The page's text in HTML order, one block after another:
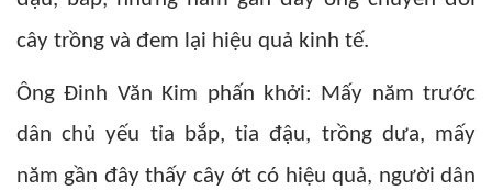
cây trồng và đem lại hiệu quả kinh tế.
Ông Đinh Văn Kim phấn khởi: Mấy năm trước
dân chủ yếu tỉa bắp, tỉa đậu, trồng dưa, mấy
năm gần đây thấy cây ớt có hiệu quả, người dân